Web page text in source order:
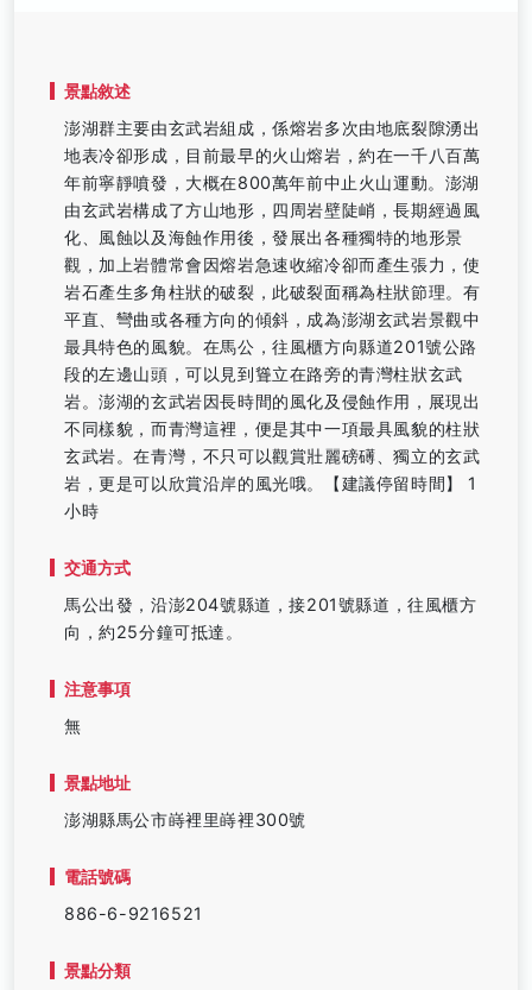
景點敘述
澎湖群主要由玄武岩組成，係熔岩多次由地底裂隙湧出
地表冷卻形成，目前最早的火山熔岩，約在一千八百萬
年前寧靜噴發，大概在800萬年前中止火山運動。澎湖
由玄武岩構成了方山地形，四周岩壁陡峭，長期經過風
化、風蝕以及海蝕作用後，發展出各種獨特的地形景
觀，加上岩體常會因熔岩急速收縮冷卻而產生張力，使
岩石產生多角柱狀的破裂，此破裂面稱為柱狀節理。有
平直、彎曲或各種方向的傾斜，成為澎湖玄武岩景觀中
最具特色的風貌。在馬公，往風櫃方向縣道201號公路
段的左邊山頭，可以見到聳立在路旁的青灣柱狀玄武
岩。澎湖的玄武岩因長時間的風化及侵蝕作用，展現出
不同樣貌，而青灣這裡，便是其中一項最具風貌的柱狀
玄武岩。在青灣，不只可以觀賞壯麗磅礡、獨立的玄武
岩，更是可以欣賞沿岸的風光哦。【建議停留時間】 1
小時
交通方式
馬公出發，沿澎204號縣道，接201號縣道，往風櫃方
向，約25分鐘可抵達。
注意事項
無
景點地址
澎湖縣馬公市嵵裡里嵵裡300號
電話號碼
886-6-9216521
景點分類